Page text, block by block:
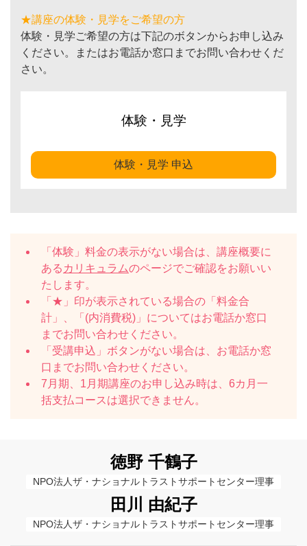
★講座の体験・見学をご希望の方
体験・見学ご希望の方は下記のボタンからお申し込み
ください。またはお電話か窓口までお問い合わせくだ
さい。
体験・見学
体験・見学 申込
「体験」料金の表示がない場合は、講座概要に
ある カリキュラムのページでご確認をお願いい
たします。
「★」印が表示されている場合の「料金合
計」、「(内消費税)」についてはお電話か窓口
までお問い合わせください。
「受講申込」ボタンがない場合は、お電話か窓
口までお問い合わせください。
7月期、1月期講座のお申し込み時は、6カ月一
括支払コースは選択できません。
徳野 千鶴子
NPO法人ザ・ナショナルトラストサポートセンター理事
田川 由紀子
NPO法人ザ・ナショナルトラストサポートセンター理事